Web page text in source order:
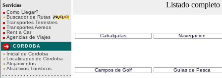
Servicios
Como Llegar?
Buscador de Rutas
Transportes Terrestres
Transportes Aereos
Rent a Car
Agencias de Viajes
CORDOBA
Inicial de Cordoba
Localidades de Cordoba
Alojamientos
Atractivos Turisticos
Listado completo
Cabalgatas Navegacion
Campos de Golf Guías de Pesca